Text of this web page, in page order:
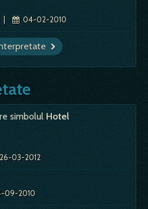
| 04-02-2010
simbolul Hotel
26-03-2012
09-2010